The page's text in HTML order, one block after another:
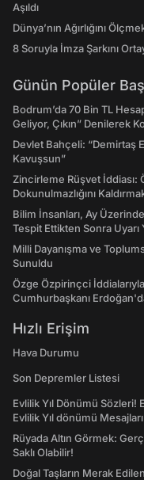
Aşıldı
Dünya’nın Ağırlığını
8 Soruyla İmza Şarkını
Günün Popüler
Bodrum’da 70 Bin TL
Geliyor, Çıkın” Denilerek
Devlet Bahçeli: “Demirtaş
Kavuşsun”
Zincirleme Rüşvet İddiası:
Dokunulmazlığını
Bilim İnsanları, Ay
Tespit Ettikten Sonra Uyarı
Milli Dayanışma ve
Sunuldu
Özge Özpirinçci
Cumhurbaşkanı
Hızlı Erişim
Hava Durumu
Son Depremler Listesi
Evlilik Yıl Dönümü Sözleri!
Evlilik Yıl dönümü Mesajları
Rüyada Altın Görmek:
Saklı Olabilir!
Doğal Taşların Merak